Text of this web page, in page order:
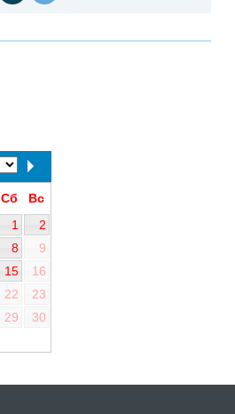
Сб
Вс
1
2
8
9
15
16
22
23
29
30